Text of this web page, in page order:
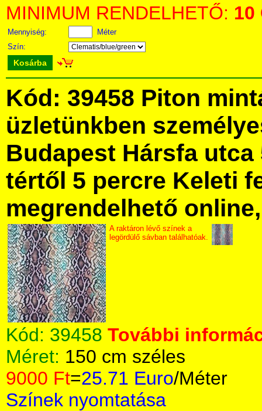
MINIMUM RENDELHETŐ: 10
Mennyiség:
Méter
Szín:
Kosárba
Kód: 39458 Piton
üzletünkben
Budapest Hársfa utca
tértől 5 percre Keleti
megrendelhető
A raktáron lévő színek a
legördülő sávban találhatóak.
Kód: 39458 További
Méret: 150 cm széles
9000 Ft=25.71 Euro/Méter
Színek nyomtatása